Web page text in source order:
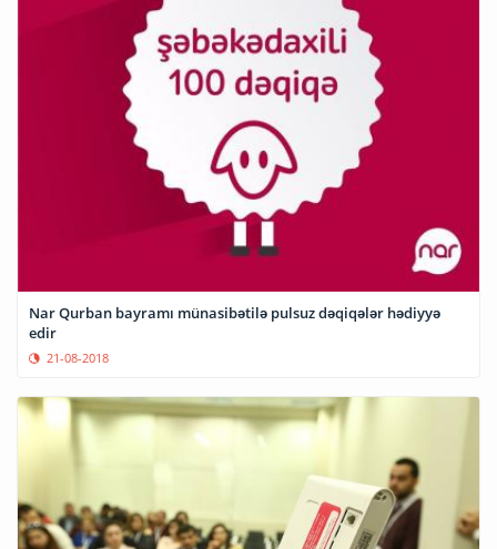
Nar Qurban bayramı münasibətilə pulsuz dəqiqələr hədiyyə
edir
21-08-2018